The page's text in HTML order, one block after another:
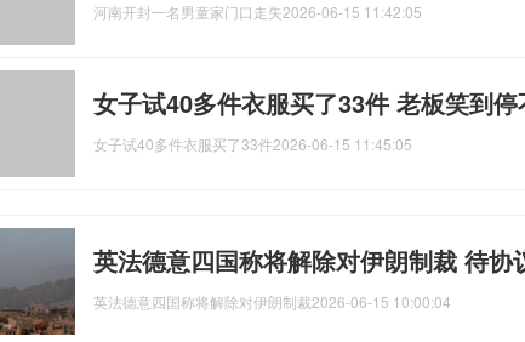
河南开封一名男童家门口走失2026-06-15 11:42:05
女子试40多件衣服买了33件 老板笑到
女子试40多件衣服买了33件2026-06-15 11:45:05
英法德意四国称将解除对伊朗制裁 待协
英法德意四国称将解除对伊朗制裁2026-06-15 10:00:04